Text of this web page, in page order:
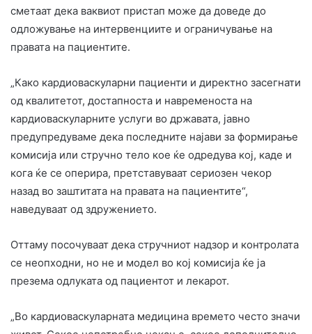
сметаат дека ваквиот пристап може да доведе до
одложување на интервенциите и ограничување на
правата на пациентите.
„Како кардиоваскуларни пациенти и директно засегнати
од квалитетот, достапноста и навременоста на
кардиоваскуларните услуги во државата, јавно
предупредуваме дека последните најави за формирање
комисија или стручно тело кое ќе одредува кој, каде и
кога ќе се оперира, претставуваат сериозен чекор
назад во заштитата на правата на пациентите“,
наведуваат од здружението.
Оттаму посочуваат дека стручниот надзор и контролата
се неопходни, но не и модел во кој комисија ќе ја
презема одлуката од пациентот и лекарот.
„Во кардиоваскуларната медицина времето често значи